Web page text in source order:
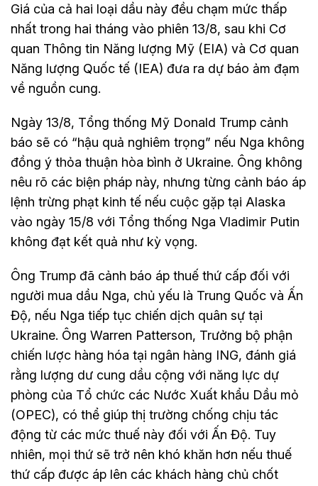
Giá của cả hai loại dầu này đều chạm mức thấp
nhất trong hai tháng vào phiên 13/8, sau khi Cơ
quan Thông tin Năng lượng Mỹ (EIA) và Cơ quan
Năng lượng Quốc tế (IEA) đưa ra dự báo ảm đạm
về nguồn cung.
Ngày 13/8, Tổng thống Mỹ Donald Trump cảnh
báo sẽ có “hậu quả nghiêm trọng” nếu Nga không
đồng ý thỏa thuận hòa bình ở Ukraine. Ông không
nêu rõ các biện pháp này, nhưng từng cảnh báo áp
lệnh trừng phạt kinh tế nếu cuộc gặp tại Alaska
vào ngày 15/8 với Tổng thống Nga Vladimir Putin
không đạt kết quả như kỳ vọng.
Ông Trump đã cảnh báo áp thuế thứ cấp đối với
người mua dầu Nga, chủ yếu là Trung Quốc và Ấn
Độ, nếu Nga tiếp tục chiến dịch quân sự tại
Ukraine. Ông Warren Patterson, Trưởng bộ phận
chiến lược hàng hóa tại ngân hàng ING, đánh giá
rằng lượng dư cung dầu cộng với năng lực dự
phòng của Tổ chức các Nước Xuất khẩu Dầu mỏ
(OPEC), có thể giúp thị trường chống chịu tác
động từ các mức thuế này đối với Ấn Độ. Tuy
nhiên, mọi thứ sẽ trở nên khó khăn hơn nếu thuế
thứ cấp được áp lên các khách hàng chủ chốt